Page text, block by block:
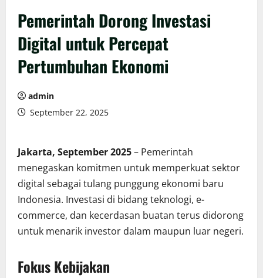
Pemerintah Dorong Investasi
Digital untuk Percepat
Pertumbuhan Ekonomi
admin
September 22, 2025
Jakarta, September 2025– Pemerintah
menegaskan komitmen untuk memperkuat sektor
digital sebagai tulang punggung ekonomi baru
Indonesia. Investasi di bidang teknologi, e-
commerce, dan kecerdasan buatan terus didorong
untuk menarik investor dalam maupun luar negeri.
Fokus Kebijakan